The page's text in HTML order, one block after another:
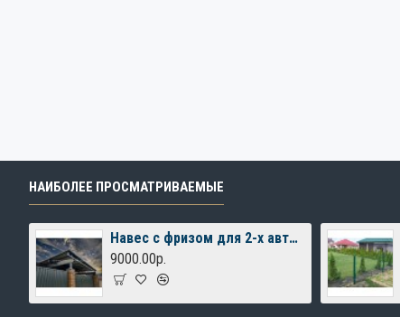
НАИБОЛЕЕ ПРОСМАТРИВАЕМЫЕ
Навес с фризом для 2-х автомобилей
9000.00р.